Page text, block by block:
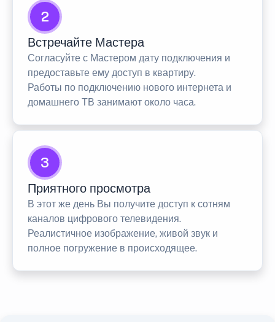
2
Встречайте Мастера
Согласуйте с Мастером дату подключения и
предоставьте ему доступ в квартиру.
Работы по подключению нового интернета и
домашнего ТВ занимают около часа.
3
Приятного просмотра
В этот же день Вы получите доступ к сотням
каналов цифрового телевидения.
Реалистичное изображение, живой звук и
полное погружение в происходящее.